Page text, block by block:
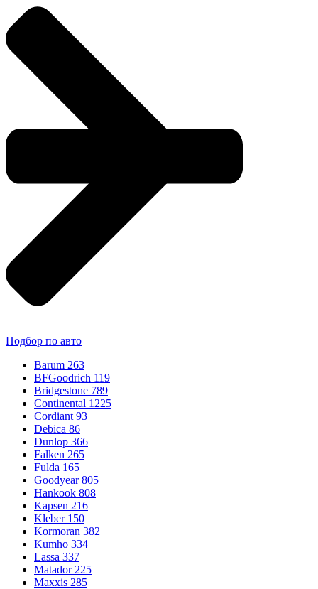
Подбор по авто
Barum 263
BFGoodrich 119
Bridgestone 789
Continental 1225
Cordiant 93
Debica 86
Dunlop 366
Falken 265
Fulda 165
Goodyear 805
Hankook 808
Kapsen 216
Kleber 150
Kormoran 382
Kumho 334
Lassa 337
Matador 225
Maxxis 285